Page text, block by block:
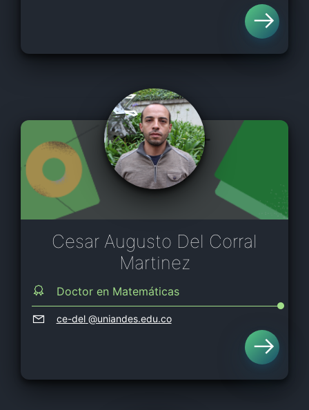
Cesar Augusto Del Corral
Martinez
Doctor en Matemáticas
ce-del @uniandes.edu.co